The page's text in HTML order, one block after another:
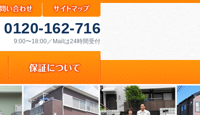
0120-162-716
9:00〜18:00／Mailは24時間受付